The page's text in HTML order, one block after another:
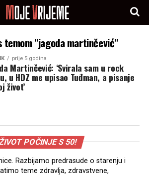
temom "jagoda martinčević"
prije 5 godina
Martinčević: ‘Svirala sam u rock
u HDZ me upisao Tuđman, a pisanje
život’
POČINJE S 50!
Razbijamo predrasude o starenju i
teme zdravlja, zdravstvene,